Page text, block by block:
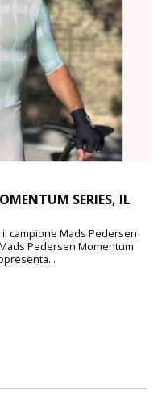
SERIES, IL
campione Mads Pedersen
Pedersen Momentum